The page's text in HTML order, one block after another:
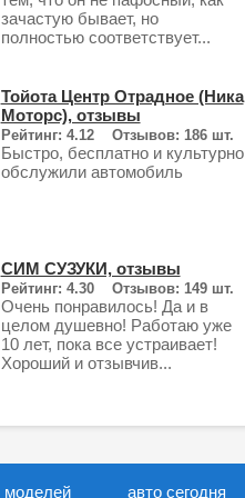
зачастую бывает, но
полностью соответствует...
Тойота Центр Отрадное (Ника
Моторс), отзывы
Рейтинг: 4.12 Отзывов: 186 шт.
Быстро, бесплатно и культурно
обслужили автомобиль
СИМ СУЗУКИ, отзывы
Рейтинг: 4.30 Отзывов: 149 шт.
Очень понравилось! Да и в
целом душевно! Работаю уже
10 лет, пока все устраивает!
Хороший и отзывчив...
моделей авто сегодня